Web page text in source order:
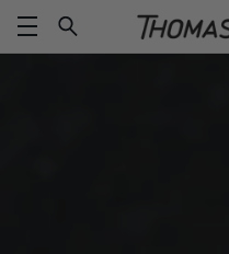
zum